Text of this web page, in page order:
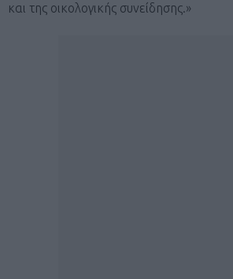
και της οικολογικής συνείδησης.»